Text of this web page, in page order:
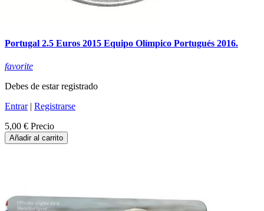
Portugal 2.5 Euros 2015 Equipo Olímpico Portugués 2016.
favorite
Debes de estar registrado
Entrar| Registrarse
5,00 € Precio
Añadir al carrito